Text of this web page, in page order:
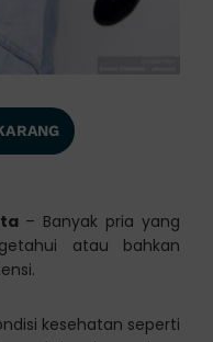
– Banyak pria yang
atau bahkan
kesehatan seperti